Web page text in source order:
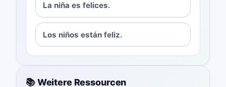
La niña es felices.
Los niños están feliz.
📚 Weitere Ressourcen